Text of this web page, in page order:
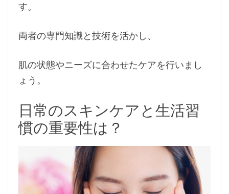
す。
両者の専門知識と技術を活かし、
肌の状態やニーズに合わせたケアを行いまし
ょう。
日常のスキンケアと生活習
慣の重要性は？